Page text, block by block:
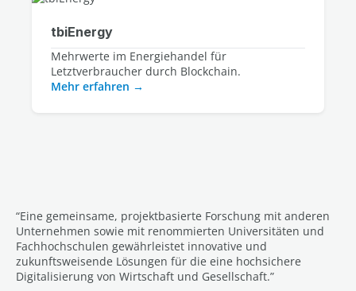
tbiEnergy
Mehrwerte im Energiehandel für
Letztverbraucher durch Blockchain.
Mehr erfahren
“Eine gemeinsame, projektbasierte Forschung mit anderen
Unternehmen sowie mit renommierten Universitäten und
Fachhochschulen gewährleistet innovative und
zukunftsweisende Lösungen für die eine hochsichere
Digitalisierung von Wirtschaft und Gesellschaft.”